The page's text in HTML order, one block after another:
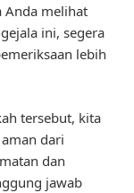
Anda melihat
ini, segera
lebih
tersebut, kita
dari
dan
jawab